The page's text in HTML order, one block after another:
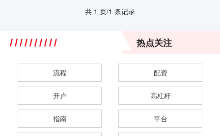
共 1 页/1 条记录
热点关注
流程 配资
开户 高杠杆
指南 平台